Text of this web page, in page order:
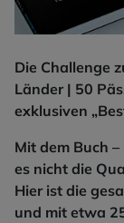
Die Challenge
Länder | 50
exklusiven
Mit dem Buch
es nicht die
Hier ist die
und mit etwa